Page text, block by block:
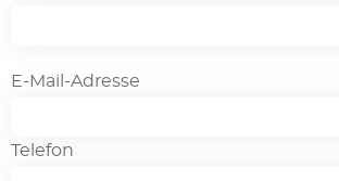
E-Mail-Adresse
Telefon